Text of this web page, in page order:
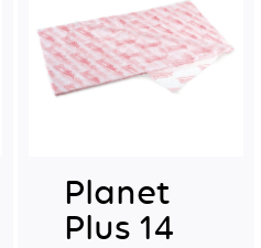
Planet
Plus 14